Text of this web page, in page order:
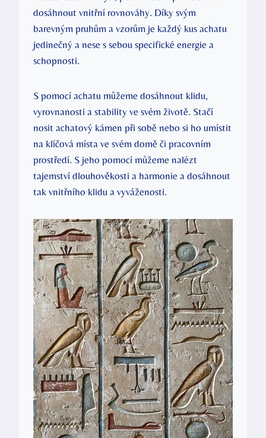
dosáhnout vnitřní rovnováhy. Díky svým
barevným pruhům a vzorům je každý kus achatu
jedinečný a nese s sebou specifické energie a
schopnosti.
S pomocí achatu můžeme dosáhnout klidu,
vyrovnanosti a stability ve svém životě. Stačí
nosit achatový kámen při sobě nebo si ho umístit
na klíčová místa ve svém domě či pracovním
prostředí. S jeho pomocí můžeme nalézt
tajemství dlouhověkosti a harmonie a dosáhnout
tak vnitřního klidu a vyváženosti.